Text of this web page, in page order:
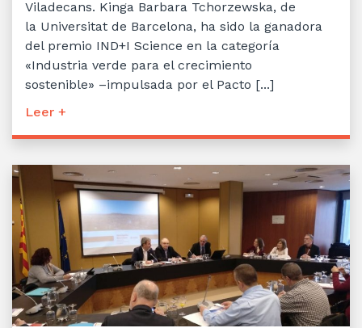
Viladecans. Kinga Barbara Tchorzewska, de
la Universitat de Barcelona, ha sido la ganadora
del premio IND+I Science en la categoría
«Industria verde para el crecimiento
sostenible» –impulsada por el Pacto [...]
Leer +